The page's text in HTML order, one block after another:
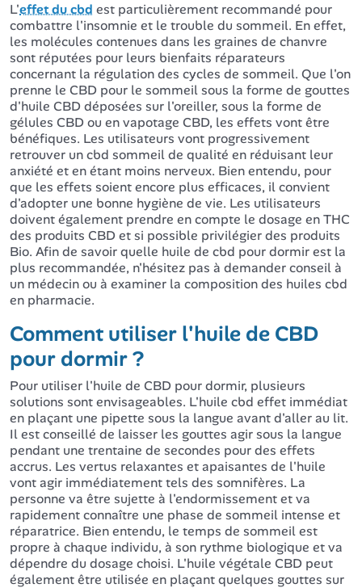
L'effet du cbd est particulièrement recommandé pour
combattre l'insomnie et le trouble du sommeil. En effet,
les molécules contenues dans les graines de chanvre
sont réputées pour leurs bienfaits réparateurs
concernant la régulation des cycles de sommeil. Que l'on
prenne le CBD pour le sommeil sous la forme de gouttes
d'huile CBD déposées sur l'oreiller, sous la forme de
gélules CBD ou en vapotage CBD, les effets vont être
bénéfiques. Les utilisateurs vont progressivement
retrouver un cbd sommeil de qualité en réduisant leur
anxiété et en étant moins nerveux. Bien entendu, pour
que les effets soient encore plus efficaces, il convient
d'adopter une bonne hygiène de vie. Les utilisateurs
doivent également prendre en compte le dosage en THC
des produits CBD et si possible privilégier des produits
Bio. Afin de savoir quelle huile de cbd pour dormir est la
plus recommandée, n'hésitez pas à demander conseil à
un médecin ou à examiner la composition des huiles cbd
en pharmacie.
Comment utiliser l'huile de CBD
pour dormir ?
Pour utiliser l'huile de CBD pour dormir, plusieurs
solutions sont envisageables. L'huile cbd effet immédiat
en plaçant une pipette sous la langue avant d'aller au lit.
Il est conseillé de laisser les gouttes agir sous la langue
pendant une trentaine de secondes pour des effets
accrus. Les vertus relaxantes et apaisantes de l'huile
vont agir immédiatement tels des somnifères. La
personne va être sujette à l'endormissement et va
rapidement connaître une phase de sommeil intense et
réparatrice. Bien entendu, le temps de sommeil est
propre à chaque individu, à son rythme biologique et va
dépendre du dosage choisi. L'huile végétale CBD peut
également être utilisée en plaçant quelques gouttes sur